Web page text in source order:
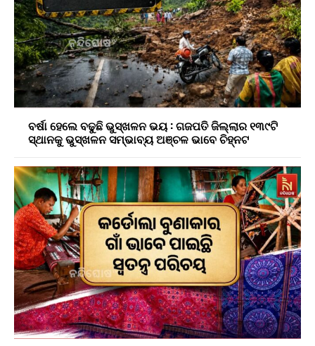
ବର୍ଷା ହେଲେ ବଢୁଛି ଭୁସ୍ଖଳନ ଭୟ : ଗଜପତି ଜିଲ୍ଲାର ୧୩୯ଟି
ସ୍ଥାନକୁ ଭୁସ୍ଖଳନ ସମ୍ଭାବ୍ୟ ଅଞ୍ଚଳ ଭାବେ ଚିହ୍ନଟ